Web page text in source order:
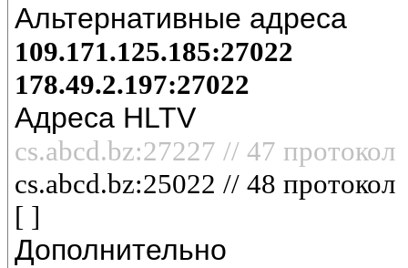
Альтернативные адреса
109.171.125.185:27022
178.49.2.197:27022
Адреса HLTV
cs.abcd.bz:27227 // 47 протокол
cs.abcd.bz:25022 // 48 протокол
[ ]
Дополнительно